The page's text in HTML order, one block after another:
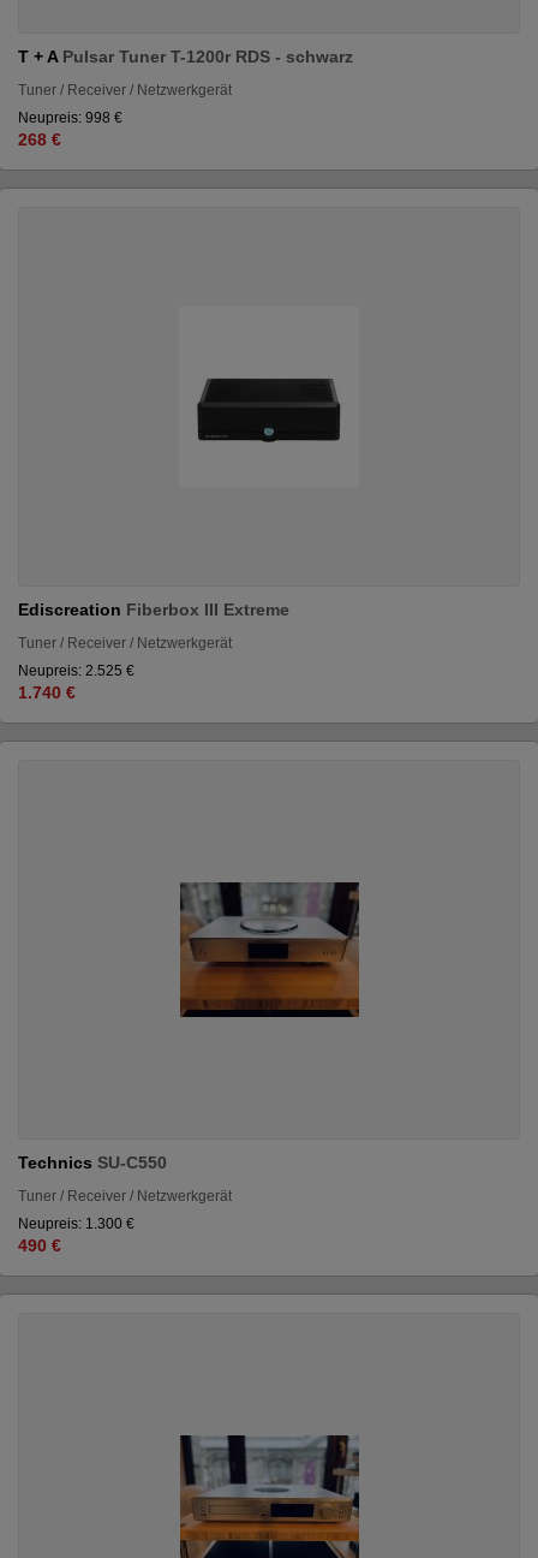
T + A Pulsar Tuner T-1200r RDS - schwarz
Tuner / Receiver / Netzwerkgerät
Neupreis: 998 €
268 €
Ediscreation Fiberbox III Extreme
Tuner / Receiver / Netzwerkgerät
Neupreis: 2.525 €
1.740 €
Technics SU-C550
Tuner / Receiver / Netzwerkgerät
Neupreis: 1.300 €
490 €